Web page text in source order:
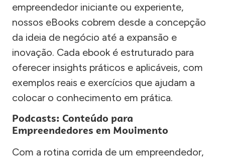
empreendedor iniciante ou experiente,
nossos eBooks cobrem desde a concepção
da ideia de negócio até a expansão e
inovação. Cada ebook é estruturado para
oferecer insights práticos e aplicáveis, com
exemplos reais e exercícios que ajudam a
colocar o conhecimento em prática.
Podcasts: Conteúdo para
Empreendedores em Movimento
Com a rotina corrida de um empreendedor,